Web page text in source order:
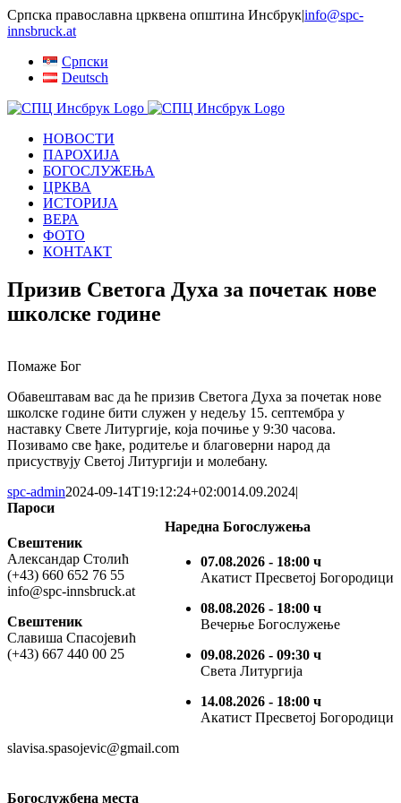
Skip
to
Српска православна црквена општина Инсбрук|info@spc-
innsbruck.at
Српски
Deutsch
НОВОСТИ
ПАРОХИЈА
БОГОСЛУЖЕЊА
ЦРКВА
ИСТОРИЈА
ВЕРА
ФОТО
КОНТАКТ
Призив Светога Духа за почетак нове
школске године
Помаже Бог
Обавештавам вас да ће призив Светога Духа за почетак нове
школске године бити служен у недељу 15. септембра у
наставку Свете Литургије, која почиње у 9:30 часова.
Позивамо све ђаке, родитеље и благоверни народ да
присуствују Светој Литургији и молебану.
spc-admin2024-09-14T19:12:24+02:0014.09.2024|
Наредна Богослужења
07.08.2026 - 18:00 ч
Акатист Пресветој Богородици
08.08.2026 - 18:00 ч
Вечерње Богослужење
09.08.2026 - 09:30 ч
Света Литургија
14.08.2026 - 18:00 ч
Акатист Пресветој Богородици
Пароси
Свештеник
Александар Столић
(+43) 660 652 76 55
info@spc-innsbruck.at
Свештеник
Славиша Спасојевић
(+43) 667 440 00 25
slavisa.spasojevic@gmail.com
Богослужбена места